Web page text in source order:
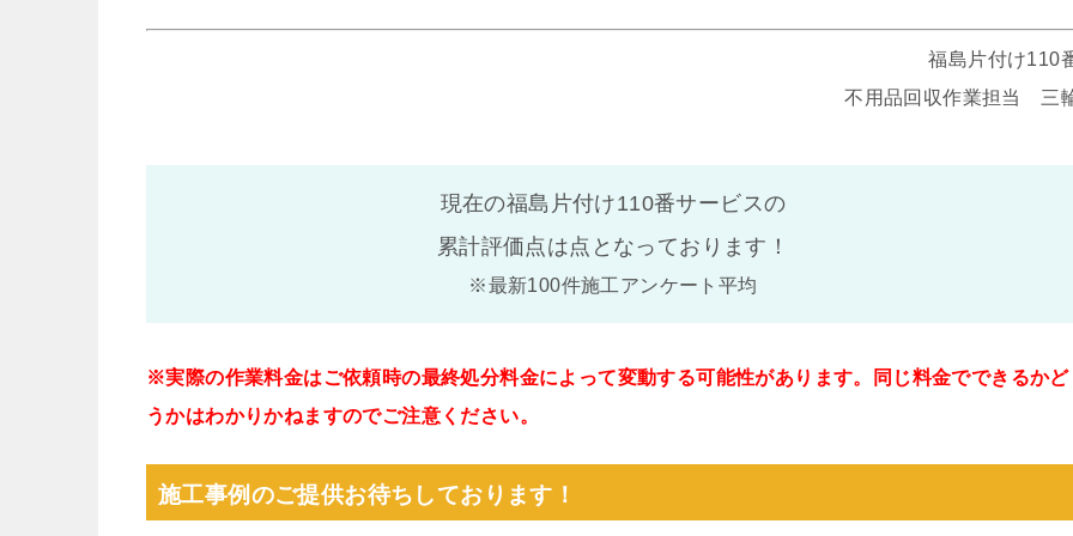
福島片付け110
不用品回収作業担当 三
現在の福島片付け110番サービスの
累計評価点は点となっております！
※最新100件施工アンケート平均
※実際の作業料金はご依頼時の最終処分料金によって変動する可能性があります。同じ料金でできるかど
うかはわかりかねますのでご注意ください。
施工事例のご提供お待ちしております！